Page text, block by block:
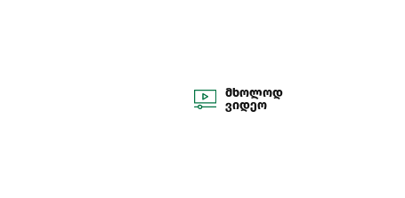
მხოლოდ
ვიდეო